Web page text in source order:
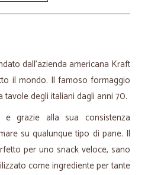
dall'azienda americana Kraft
il mondo. Il famoso formaggio
tavole degli italiani dagli anni 70.
grazie alla sua consistenza
su qualunque tipo di pane. Il
per uno snack veloce, sano
come ingrediente per tante